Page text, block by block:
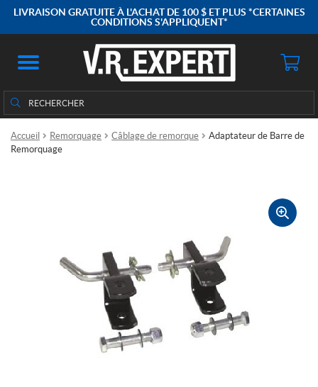
LIVRAISON GRATUITE À L'ACHAT DE 100 $ ET PLUS *CERTAINES
CONDITIONS S'APPLIQUENT*
Rechercher :
Rechercher
Accueil Remorquage Câblage de remorque
Adaptateur de Barre de
Remorquage